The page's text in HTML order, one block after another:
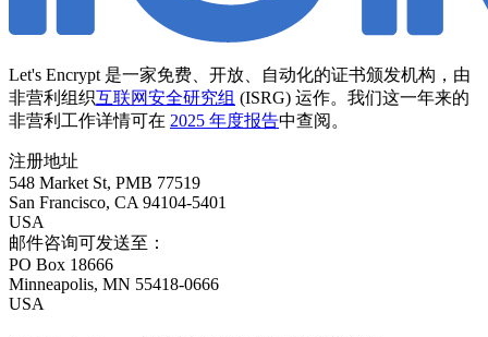
Let's Encrypt 是一家免费、开放、自动化的证书颁发机构，由
非营利组织互联网安全研究组 (ISRG) 运作。我们这一年来的
非营利工作详情可在 2025 年度报告中查阅。
注册地址
548 Market St, PMB 77519
San Francisco, CA 94104-5401
USA
邮件咨询可发送至：
PO Box 18666
Minneapolis, MN 55418-0666
USA